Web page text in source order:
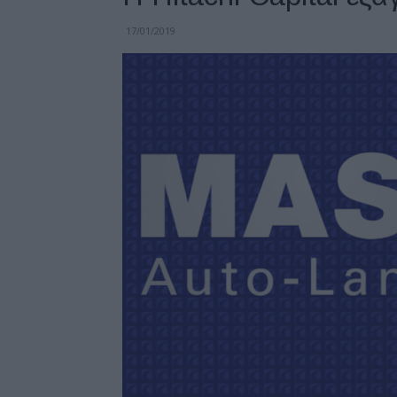
17/01/2019